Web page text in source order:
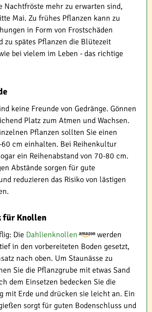
Nachtfröste mehr zu erwarten sind,
Mai. Zu frühes Pflanzen kann zu
in Form von Frostschäden
zu spätes Pflanzen die Blütezeit
bei vielem im Leben - das richtige
keine Freunde von Gedränge. Gönnen
Platz zum Atmen und Wachsen.
Pflanzen sollten Sie einen
60 cm einhalten. Bei Reihenkultur
ein Reihenabstand von 70-80 cm.
Abstände sorgen für gute
reduzieren das Risiko von lästigen
für Knollen
Die Dahlienknollen
werden
in den vorbereiteten Boden gesetzt,
nach oben. Um Staunässe zu
Sie die Pflanzgrube mit etwas Sand
dem Einsetzen bedecken Sie die
mit Erde und drücken sie leicht an. Ein
sorgt für guten Bodenschluss und